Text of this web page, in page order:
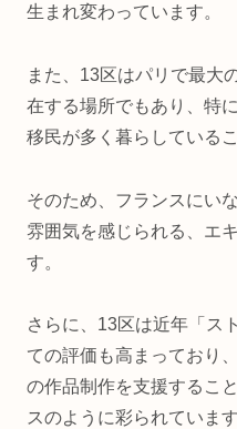
生まれ変わっています。
また、13区はパリで最大
在する場所でもあり、特
移民が多く暮らしている
そのため、フランスにい
雰囲気を感じられる、エ
す。
さらに、13区は近年「ス
ての評価も高まっており
の作品制作を支援するこ
スのように彩られています